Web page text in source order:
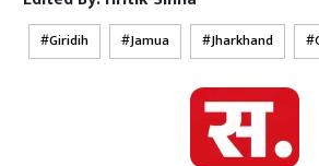
Giridih Jamua Jharkhand